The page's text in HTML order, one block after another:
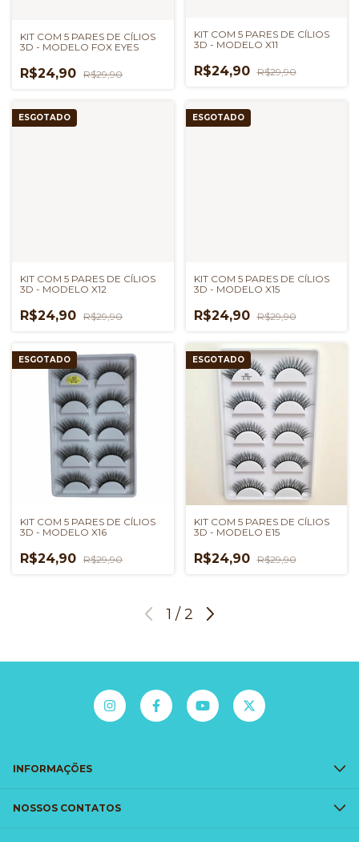
KIT COM 5 PARES DE CÍLIOS
3D - MODELO FOX EYES
R$24,90 R$29,90
KIT COM 5 PARES DE CÍLIOS
3D - MODELO X11
R$24,90 R$29,90
ESGOTADO
KIT COM 5 PARES DE CÍLIOS
3D - MODELO X12
R$24,90 R$29,90
ESGOTADO
KIT COM 5 PARES DE CÍLIOS
3D - MODELO X15
R$24,90 R$29,90
ESGOTADO
KIT COM 5 PARES DE CÍLIOS
3D - MODELO X16
R$24,90 R$29,90
ESGOTADO
KIT COM 5 PARES DE CÍLIOS
3D - MODELO E15
R$24,90 R$29,90
1 / 2
INFORMAÇÕES
NOSSOS CONTATOS